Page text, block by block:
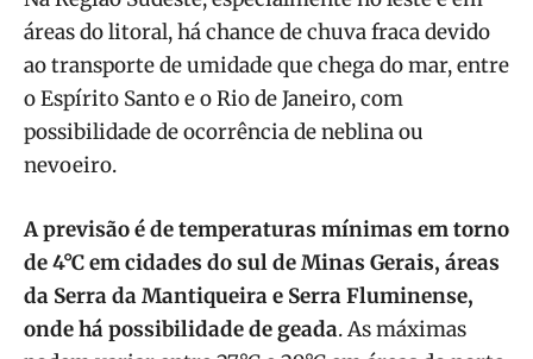
áreas do litoral, há chance de chuva fraca devido
ao transporte de umidade que chega do mar, entre
o Espírito Santo e o Rio de Janeiro, com
possibilidade de ocorrência de neblina ou
nevoeiro.
A previsão é de temperaturas mínimas em torno
de 4°C em cidades do sul de Minas Gerais, áreas
da Serra da Mantiqueira e Serra Fluminense,
onde há possibilidade de geada. As máximas